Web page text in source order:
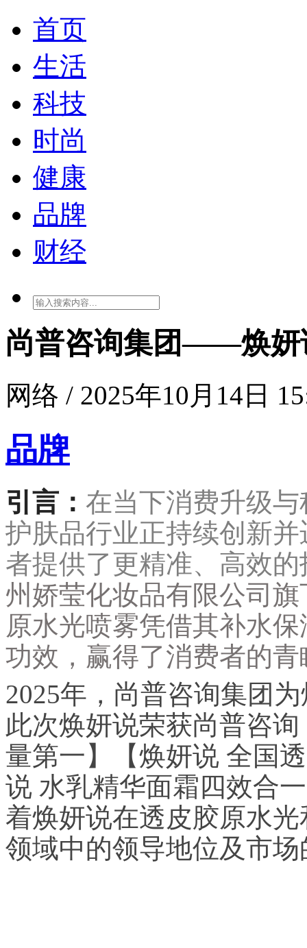
首页
生活
科技
时尚
健康
品牌
财经
尚普咨询集团——焕妍
网络 / 2025年10月14日
品牌
引言： 在当下消费升级
护肤品行业正持续创新
者提供了更精准、高效
州娇莹化妆品有限公司
原水光喷雾凭借其补水
功效，赢得了消费者的青
2025年，尚普咨询集团
此次焕妍说荣获尚普咨
量第一】【焕妍说 全国
说 水乳精华面霜四效合
着焕妍说在透皮胶原水
领域中的领导地位及市